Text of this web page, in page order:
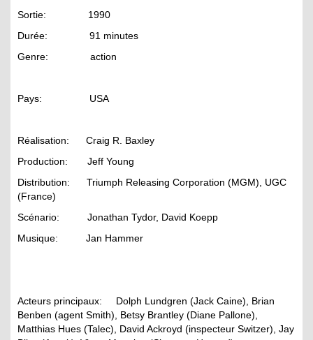
Sortie: 1990
Durée: 91 minutes
Genre: action
Pays: USA
Réalisation: Craig R. Baxley
Production: Jeff Young
Distribution: Triumph Releasing Corporation (MGM), UGC
(France)
Scénario: Jonathan Tydor, David Koepp
Musique: Jan Hammer
Acteurs principaux: Dolph Lundgren (Jack Caine), Brian
Benben (agent Smith), Betsy Brantley (Diane Pallone),
Matthias Hues (Talec), David Ackroyd (inspecteur Switzer), Jay